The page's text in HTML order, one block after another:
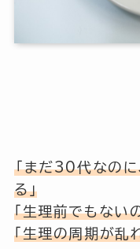
「まだ30代なの
る」
「生理前でもない
「生理の周期が乱